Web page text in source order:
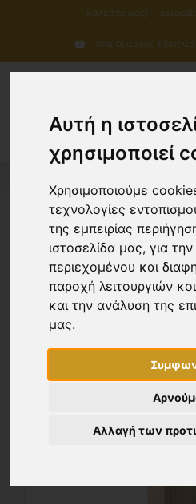
Αυτή η
χρησιμοποιεί
Χρησιμοποιούμε
τεχνολογίες
της εμπειρίας
ιστοσελίδα μας, για
περιεχομένου και
παροχή λειτουργιών
και την ανάλυση της
μας.
Αλλαγή των
στο
περιεχόμενο
Καλέστε μας! |
Site Οικιακού
Ταξινόμηση ανά
ταξινόμηση
Προβολή10 Προϊόντων